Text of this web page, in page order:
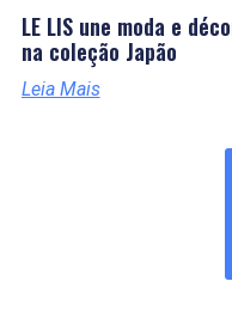
LE LIS une moda e
na coleção Japão
Leia Mais